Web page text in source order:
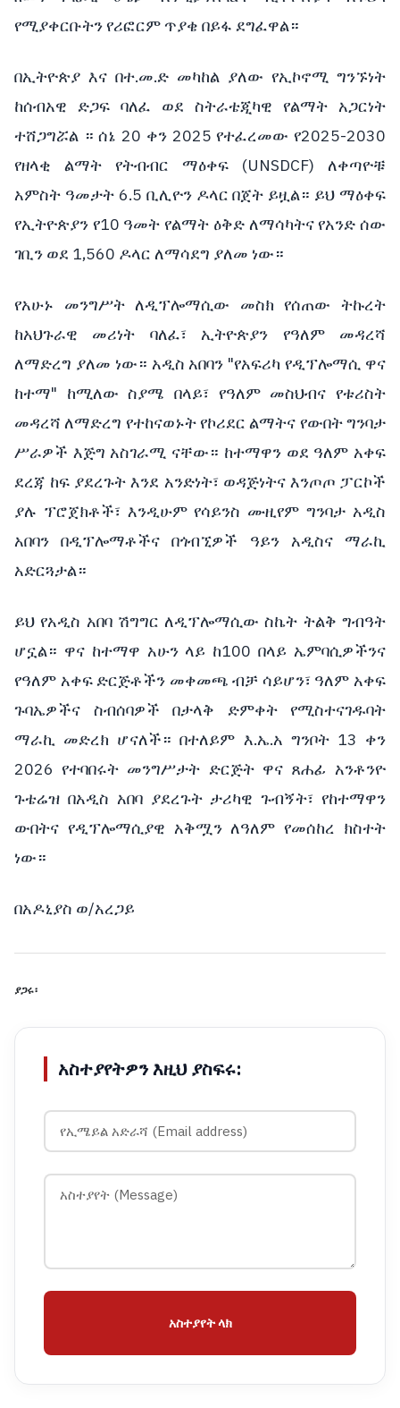
የሚያቀርቡትን የሪፎርም ጥያቄ በይፋ ደግፈዋል።
በኢትዮጵያ እና በተ.መ.ድ መካከል ያለው የኢኮኖሚ ግንኙነት
ከሰብአዊ ድጋፍ ባለፈ ወደ ስትራቴጂካዊ የልማት አጋርነት
ተሸጋግሯል ። ሰኔ 20 ቀን 2025 የተፈረመው የ2025-2030
የዘላቂ ልማት የትብብር ማዕቀፍ (UNSDCF) ለቀጣዮቹ
አምስት ዓመታት 6.5 ቢሊዮን ዶላር በጀት ይዟል። ይህ ማዕቀፍ
የኢትዮጵያን የ10 ዓመት የልማት ዕቅድ ለማሳካትና የአንድ ሰው
ገቢን ወደ 1,560 ዶላር ለማሳደግ ያለመ ነው።
የአሁኑ መንግሥት ለዲፕሎማሲው መስክ የሰጠው ትኩረት
ከአህጉራዊ መሪነት ባለፈ፣ ኢትዮጵያን የዓለም መዳረሻ
ለማድረግ ያለመ ነው። አዲስ አበባን "የአፍሪካ የዲፕሎማሲ ዋና
ከተማ" ከሚለው ስያሜ በላይ፣ የዓለም መስህብና የቱሪስት
መዳረሻ ለማድረግ የተከናወኑት የኮሪደር ልማትና የውበት ግንባታ
ሥራዎች እጅግ አስገራሚ ናቸው። ከተማዋን ወደ ዓለም አቀፍ
ደረጃ ከፍ ያደረጉት እንደ አንድነት፣ ወዳጅነትና እንጦጦ ፓርኮች
ያሉ ፕሮጀክቶች፣ እንዲሁም የሳይንስ ሙዚየም ግንባታ አዲስ
አበባን በዲፕሎማቶችና በጎብኚዎች ዓይን አዲስና ማራኪ
አድርጓታል።
ይህ የአዲስ አበባ ሽግግር ለዲፕሎማሲው ስኬት ትልቅ ግብዓት
ሆኗል። ዋና ከተማዋ አሁን ላይ ከ100 በላይ ኤምባሲዎችንና
የዓለም አቀፍ ድርጅቶችን መቀመጫ ብቻ ሳይሆን፣ ዓለም አቀፍ
ጉባኤዎችና ስብሰባዎች በታላቅ ድምቀት የሚስተናገዱባት
ማራኪ መድረክ ሆናለች። በተለይም እ.ኤ.አ ግንቦት 13 ቀን
2026 የተባበሩት መንግሥታት ድርጅት ዋና ጸሐፊ አንቶንዮ
ጉቴሬዝ በአዲስ አበባ ያደረጉት ታሪካዊ ጉብኝት፣ የከተማዋን
ውበትና የዲፕሎማሲያዊ አቅሟን ለዓለም የመሰከረ ክስተት
ነው።
በአዶኒያስ ወ/አረጋይ
ያጋሩ፡
አስተያየትዎን እዚህ ያስፍሩ:
አስተያየት ላክ